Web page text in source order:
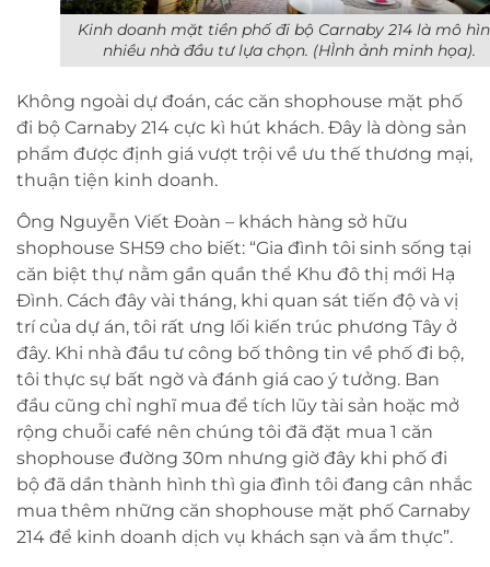
Kinh doanh mặt tiền phố đi bộ Carnaby 214 là mô
nhiều nhà đầu tư lựa chọn. (HÌnh ảnh minh họa).
Không ngoài dự đoán, các căn shophouse mặt phố
đi bộ Carnaby 214 cực kì hút khách. Đây là dòng sản
phẩm được định giá vượt trội về ưu thế thương mại,
thuận tiện kinh doanh.
Ông Nguyễn Viết Đoàn – khách hàng sở hữu
shophouse SH59 cho biết: “Gia đình tôi sinh sống tại
căn biệt thự nằm gần quần thể Khu đô thị mới Hạ
Đình. Cách đây vài tháng, khi quan sát tiến độ và vị
trí của dự án, tôi rất ưng lối kiến trúc phương Tây ở
đây. Khi nhà đầu tư công bố thông tin về phố đi bộ,
tôi thực sự bất ngờ và đánh giá cao ý tưởng. Ban
đầu cũng chỉ nghĩ mua để tích lũy tài sản hoặc mở
rộng chuỗi café nên chúng tôi đã đặt mua 1 căn
shophouse đường 30m nhưng giờ đây khi phố đi
bộ đã dần thành hình thì gia đình tôi đang cân nhắc
mua thêm những căn shophouse mặt phố Carnaby
214 để kinh doanh dịch vụ khách sạn và ẩm thực”.